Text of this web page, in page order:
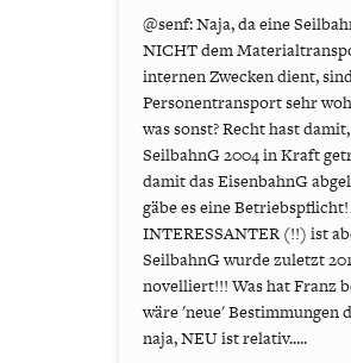
@senf: Naja, da eine
NICHT dem
internen Zwecken dient,
Personentransport sehr
was sonst? Recht hast
SeilbahnG 2004 in Kraft
damit das EisenbahnG
gäbe es eine
INTERESSANTER (!!) ist
SeilbahnG wurde zuletzt
novelliert!!! Was hat Franz
wäre 'neue' Bestimmungen
naja, NEU ist relativ.....